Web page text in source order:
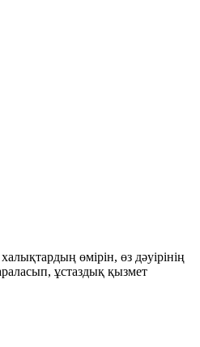
өмірін, өз дәуірінің
ұстаздық қызмет